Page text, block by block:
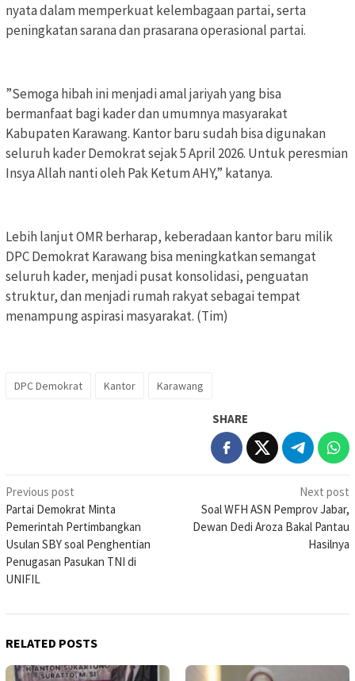
nyata dalam memperkuat kelembagaan partai, serta
peningkatan sarana dan prasarana operasional partai.
‎”Semoga hibah ini menjadi amal jariyah yang bisa
bermanfaat bagi kader dan umumnya masyarakat
Kabupaten Karawang. Kantor baru sudah bisa digunakan
seluruh kader Demokrat sejak 5 April 2026. Untuk peresmian
Insya Allah nanti oleh Pak Ketum AHY,” katanya.
‎Lebih lanjut OMR berharap, keberadaan kantor baru milik
DPC Demokrat Karawang bisa meningkatkan semangat
seluruh kader, menjadi pusat konsolidasi, penguatan
struktur, dan menjadi rumah rakyat sebagai tempat
menampung aspirasi masyarakat. (Tim)
DPC Demokrat Kantor Karawang
SHARE
Post
navigation
Previous post
Partai Demokrat Minta
Pemerintah Pertimbangkan
Usulan SBY soal Penghentian
Penugasan Pasukan TNI di
UNIFIL
Next post
Soal WFH ASN Pemprov Jabar,
Dewan Dedi Aroza Bakal Pantau
Hasilnya
RELATED POSTS